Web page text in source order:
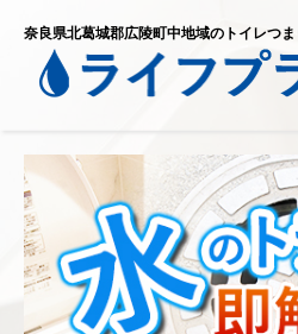
奈良県北葛城郡広陵町中地域のトイレつ